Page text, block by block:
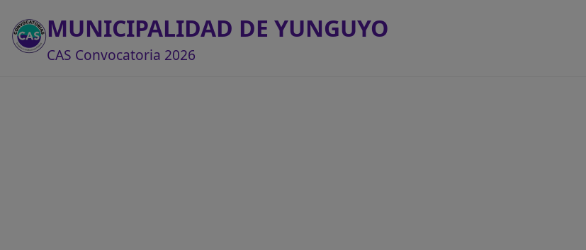
MUNICIPALIDAD DE YUNGUYO
CAS Convocatoria 2026